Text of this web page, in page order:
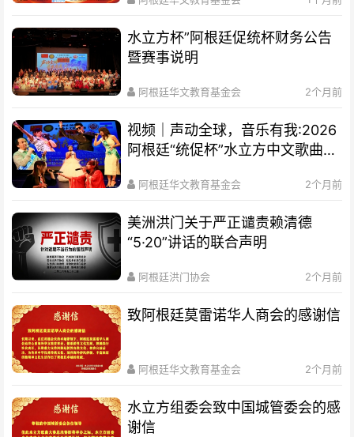
水立方杯”阿根廷促统杯财务公告
暨赛事说明
阿根廷华文教育基金会 2个月前
视频｜声动全球，音乐有我:2026
阿根廷“统促杯”水立方中文歌曲大
阿根廷华文教育基金会 2个月前
美洲洪门关于严正谴责赖清德
“5·20”讲话的联合声明
阿根廷洪门协会 2个月前
致阿根廷莫雷诺华人商会的感谢信
阿根廷华文教育基金会 2个月前
水立方组委会致中国城管委会的感
谢信